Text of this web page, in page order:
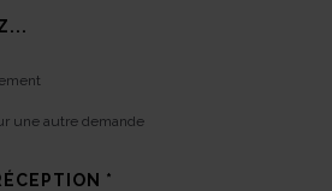
une autre demande
*